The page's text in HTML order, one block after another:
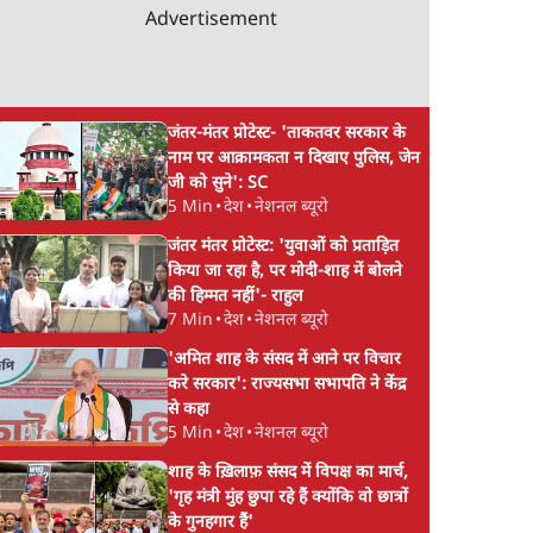
Advertisement
जंतर-मंतर प्रोटेस्ट- 'ताकतवर सरकार के
नाम पर आक्रामकता न दिखाए पुलिस, जेन
जी को सुने': SC
5 Min •देश•नेशनल ब्यूरो
जंतर मंतर प्रोटेस्ट: 'युवाओं को प्रताड़ित
किया जा रहा है, पर मोदी-शाह में बोलने
की हिम्मत नहीं'- राहुल
7 Min •देश•नेशनल ब्यूरो
'अमित शाह के संसद में आने पर विचार
करे सरकार': राज्यसभा सभापति ने केंद्र
से कहा
5 Min •देश•नेशनल ब्यूरो
शाह के ख़िलाफ़ संसद में विपक्ष का मार्च,
'गृह मंत्री मुंह छुपा रहे हैं क्योंकि वो छात्रों
के गुनहगार हैं'